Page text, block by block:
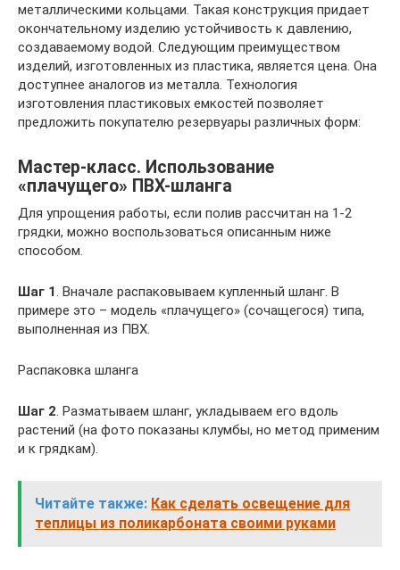
металлическими кольцами. Такая конструкция придает
окончательному изделию устойчивость к давлению,
создаваемому водой. Следующим преимуществом
изделий, изготовленных из пластика, является цена. Она
доступнее аналогов из металла. Технология
изготовления пластиковых емкостей позволяет
предложить покупателю резервуары различных форм:
Мастер-класс. Использование
«плачущего» ПВХ-шланга
Для упрощения работы, если полив рассчитан на 1-2
грядки, можно воспользоваться описанным ниже
способом.
Шаг 1 . Вначале распаковываем купленный шланг. В
примере это – модель «плачущего» (сочащегося) типа,
выполненная из ПВХ.
Распаковка шланга
Шаг 2 . Разматываем шланг, укладываем его вдоль
растений (на фото показаны клумбы, но метод применим
и к грядкам).
Читайте также: Как сделать освещение для
теплицы из поликарбоната своими руками